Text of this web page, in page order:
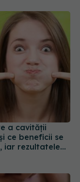
a cavității
ce beneficii se
iar rezultatele